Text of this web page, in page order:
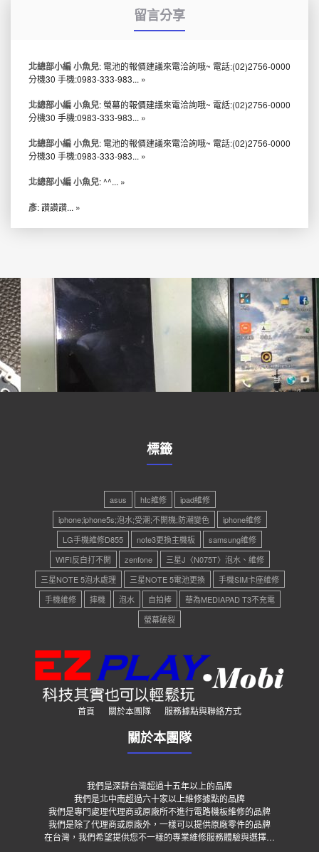
留言分享
北總部小編 小魚兒: 電池的報價建議來電洽詢哦~ 電話:(02)2756-0000
分機30 手機:0983-333-983... »
北總部小編 小魚兒: 螢幕的報價建議來電洽詢哦~ 電話:(02)2756-0000
分機30 手機:0983-333-983... »
北總部小編 小魚兒: 電池的報價建議來電洽詢哦~ 電話:(02)2756-0000
分機30 手機:0983-333-983... »
北總部小編 小魚兒: ^^... »
彥: 讚讚讚... »
標籤
asus htc維修
ipad維修
iphone;iphone5s;泡水;受潮;不開機;防潮變色
iphone維修
LG手機維修D855
note3更換主機板
samsung維修
WIFI反白打不開
zenfone
三星J〈N075T〉泡水、維修
三星NOTE 5泡水處理
三星NOTE 5電池更換
手機SIM卡座維修
手機維修
摔機 泡水 自拍捧
華為MEDIAPAD T3不充電
螢幕破裂
首頁 關於本團隊 服務據點與聯絡方式
關於本團隊
我們是深耕台灣超過十五年以上的品牌
我們是北中南超過六十家以上維修據點的品牌
我們是專門處理代理商或原廠所不進行電路機板維修的品牌
我們是除了代理商或原廠外，一樣可以提供原廠零件的品牌
在台灣，我們希望提供您不一樣的專業維修服務體驗與選擇…